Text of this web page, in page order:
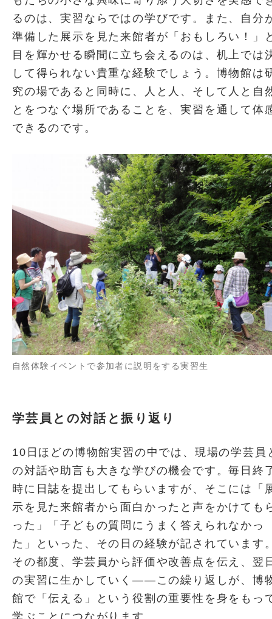
るのは、実習ならではの学びです。また、自分
準備した展示を見た来館者が「おもしろい！」
目を輝かせる瞬間に立ち会えるのは、机上では
して得られない貴重な経験でしょう。博物館は
究の場であると同時に、人と人、そして人と自
とをつなぐ場所であることを、実習を通して体
できるのです。
自然体験イベントで参加者に説明をする実習生
学芸員との対話と振り返り
10日ほどの博物館実習の中では、現場の学芸員
の対話や助言も大きな学びの機会です。毎日終
時に日誌を提出してもらいますが、そこには「
示を見た来館者から面白かったと声をかけても
った」「子どもの質問にうまく答えられなかっ
た」といった、その日の経験が記されています
その都度、学芸員から評価や改善点を伝え、翌
の実習に生かしていく――この繰り返しが、博
館で「伝える」という役割の重要性を身をもっ
学ぶことにつながります。